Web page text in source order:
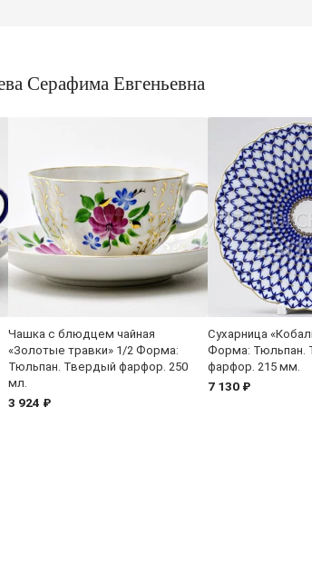
Серафима Евгеньевна
Чашка с блюдцем чайная
«Золотые травки» 1/2 Форма:
Тюльпан. Твердый фарфор. 250
мл.
3 924 ₽
Сухарница
Форма: Тюльпан.
фарфор. 215 мм.
7 130 ₽